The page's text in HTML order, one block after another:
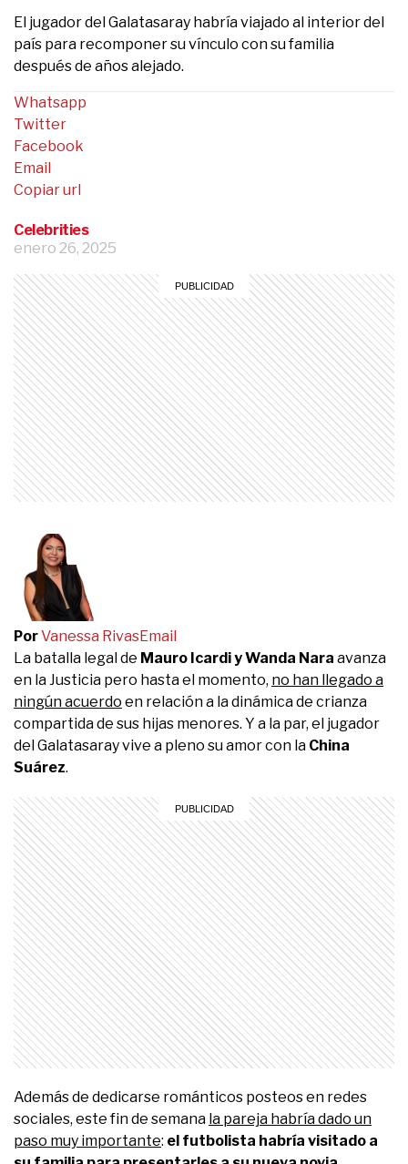
El jugador del Galatasaray habría viajado al interior del
país para recomponer su vínculo con su familia
después de años alejado.
Celebrities
enero 26, 2025
Whatsapp
Twitter
Facebook
Email
Copiar url
PorVanessa RivasEmail
La batalla legal de Mauro Icardi y Wanda Nara avanza
en la Justicia pero hasta el momento, no han llegado a
ningún acuerdo en relación a la dinámica de crianza
compartida de sus hijas menores. Y a la par, el jugador
del Galatasaray vive a pleno su amor con la China
Suárez.
Además de dedicarse románticos posteos en redes
sociales, este fin de semana la pareja habría dado un
paso muy importante: el futbolista habría visitado a